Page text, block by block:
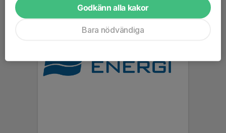
Godkänn alla kakor
Bara nödvändiga